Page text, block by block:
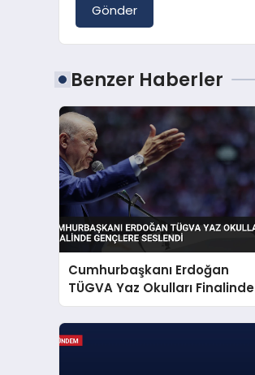
Gönder
Benzer Haberler
Cumhurbaşkanı Erdoğan
TÜGVA Yaz Okulları Finalinde
Gençlere Seslendi